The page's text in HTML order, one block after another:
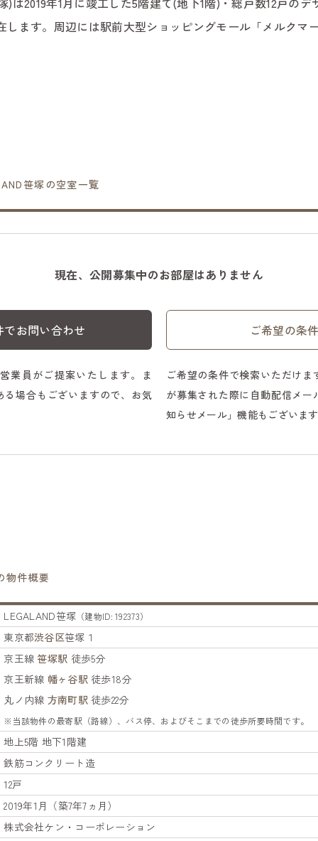
します。周辺には駅前大型ショッピングモール「メルクマ
笹塚の空室一覧
現在、公開募集中のお部屋はありません
お問い合わせ
業員がご提案いたします。ま
場合もございますので、お気
ご希望の条
ご希望の条件で検索いただけ
が募集された際に自動配信メ
知らせメール」機能もございま
物件概要
LEGALAND笹塚 （建物ID: 192373）
東京都渋谷区笹塚１
京王線 笹塚駅 徒歩5分
京王新線 幡ヶ谷駅 徒歩18分
丸ノ内線 方南町駅 徒歩22分
※当該物件の最寄駅（路線）、バス停、およびそこまでの徒歩所要時間です。
地上5階 地下1階建
鉄筋コンクリート造
12戸
2019年1月（築7年7ヵ月）
株式会社ケン・コーポレーション